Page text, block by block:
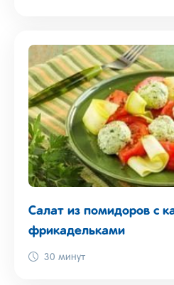
Салат из помидоров с
фрикадельками
30 минут